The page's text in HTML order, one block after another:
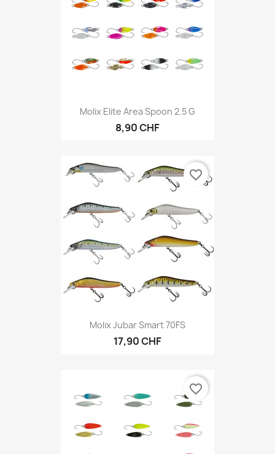
Molix Elite Area Spoon 2.5 G
8,90 CHF
Molix Jubar Smart 70FS
17,90 CHF
favorite_border
favorite_border